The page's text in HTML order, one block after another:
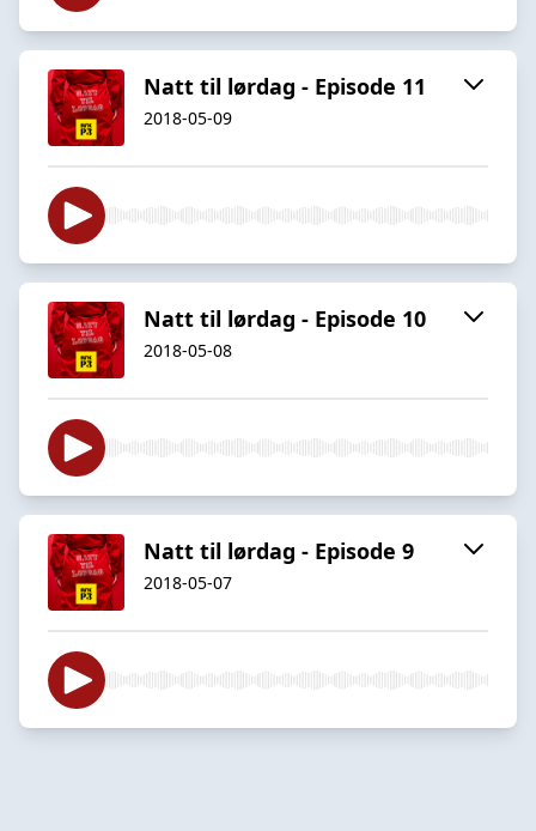
Natt til lørdag - Episode 11
2018-05-09
Natt til lørdag - Episode 10
2018-05-08
Natt til lørdag - Episode 9
2018-05-07